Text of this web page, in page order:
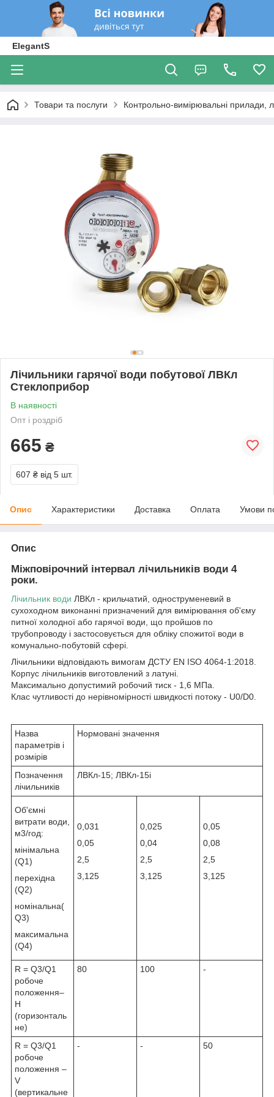
ElegantS
Товари та послуги Контрольно-вимірювальні прилади,
Лічильники гарячої води побутової ЛВКл
Стеклоприбор
В наявності
Опт і роздріб
665 ₴
607 ₴ від 5 шт.
Опис Характеристики Доставка Оплата Умови
Опис
Міжповірочний інтервал лічильників води 4
роки.
Лічильник води ЛВКл - крильчатий, одноструменевий в
сухоходном виконанні призначений для вимірювання об'єму
питної холодної або гарячої води, що пройшов по
трубопроводу і застосовується для обліку спожитої води в
комунально-побутовій сфері.
Лічильники відповідають вимогам ДСТУ EN ISO 4064-1:2018.
Корпус лічильників виготовлений з латуні.
Максимально допустимий робочий тиск - 1,6 МПа.
Клас чутливості до нерівномірності швидкості потоку - U0/D0.
Назва
параметрів і
розмірів
Нормовані значення
Позначення
лічильників
ЛВКл-15; ЛВКл-15і
Об'ємні
витрати води,
м3/год:
мінімальна
(Q1)
перехідна
(Q2)
номінальна(
Q3)
максимальна
(Q4)
0,031
0,05
2,5
3,125
0,025
0,04
2,5
3,125
0,05
0,08
2,5
3,125
R = Q3/Q1
робоче
положення–
Н
(горизонталь
не)
80 100 -
R = Q3/Q1
робоче
положення –
V
(вертикальне
- - 50